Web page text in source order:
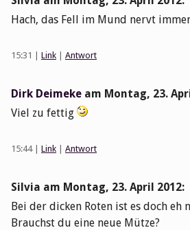
Hach, das Fell im Mund nervt immer
15:31 Link Antwort
Dirk Deimeke am Montag, 23.
Viel zu fettig
15:44| Link Antwort
Silvia am Montag, 23. April 2012:
Bei der dicken Roten ist es doch eh
Brauchst du eine neue Mütze?